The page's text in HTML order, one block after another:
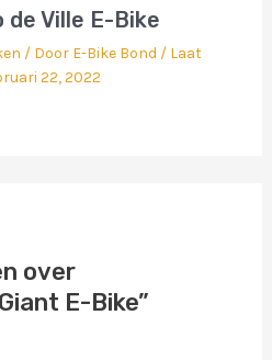
de Ville E-Bike
/ Door E-Bike Bond / Laat
22, 2022
over
E-Bike”